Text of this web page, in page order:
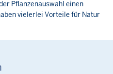
Pflanzenauswahl einen
vielerlei Vorteile für Natur